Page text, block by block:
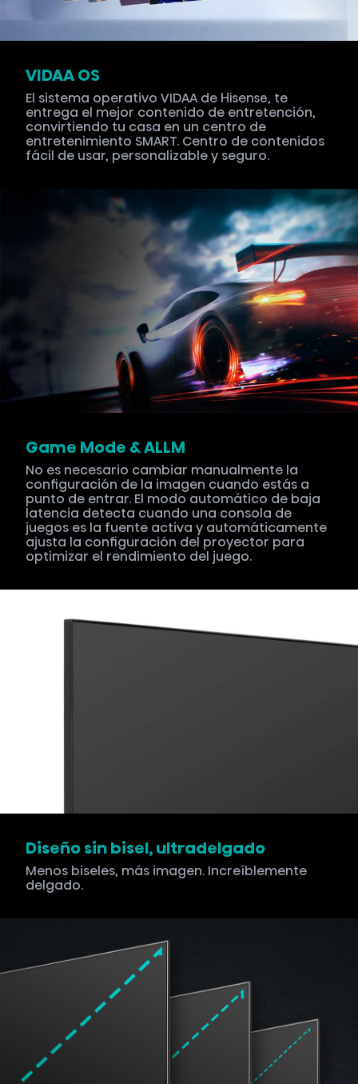
VIDAA OS
El sistema operativo VIDAA de Hisense, te
entrega el mejor contenido de entretención,
convirtiendo tu casa en un centro de
entretenimiento SMART. Centro de contenidos
fácil de usar, personalizable y seguro.
Game Mode & ALLM
No es necesario cambiar manualmente la
configuración de la imagen cuando estás a
punto de entrar. El modo automático de baja
latencia detecta cuando una consola de
juegos es la fuente activa y automáticamente
ajusta la configuración del proyector para
optimizar el rendimiento del juego.
Diseño sin bisel, ultradelgado
Menos biseles, más imagen. Increíblemente
delgado.